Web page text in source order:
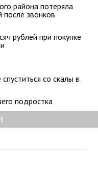
района потеряла
звонков
рублей при покупке
со скалы в
подростка